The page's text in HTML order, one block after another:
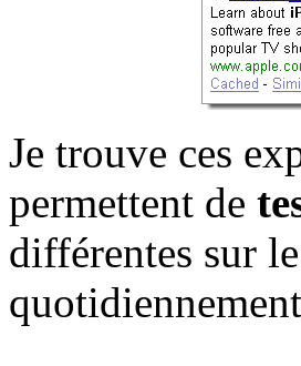
Je trouve ces
permettent de
différentes sur